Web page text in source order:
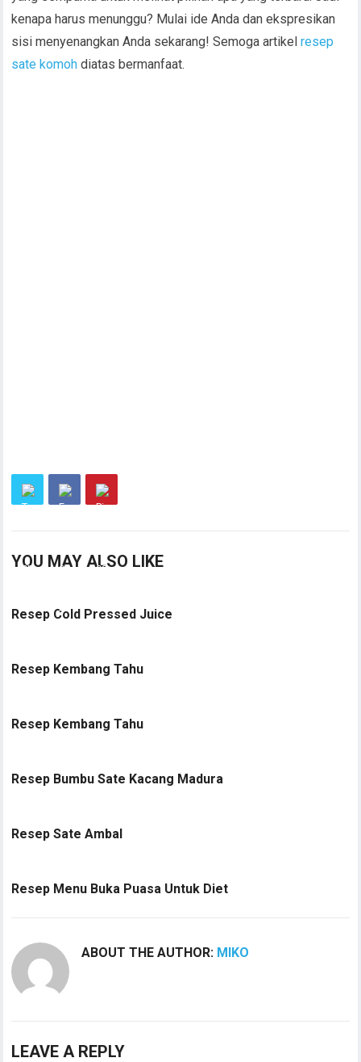
kenapa harus menunggu? Mulai ide Anda dan ekspresikan
sisi menyenangkan Anda sekarang! Semoga artikelresep
sate komohdiatas bermanfaat.
YOU MAY ALSO LIKE
Resep Cold Pressed Juice
Resep Kembang Tahu
Resep Kembang Tahu
Resep Bumbu Sate Kacang Madura
Resep Sate Ambal
Resep Menu Buka Puasa Untuk Diet
ABOUT THE AUTHOR: MIKO
LEAVE A REPLY